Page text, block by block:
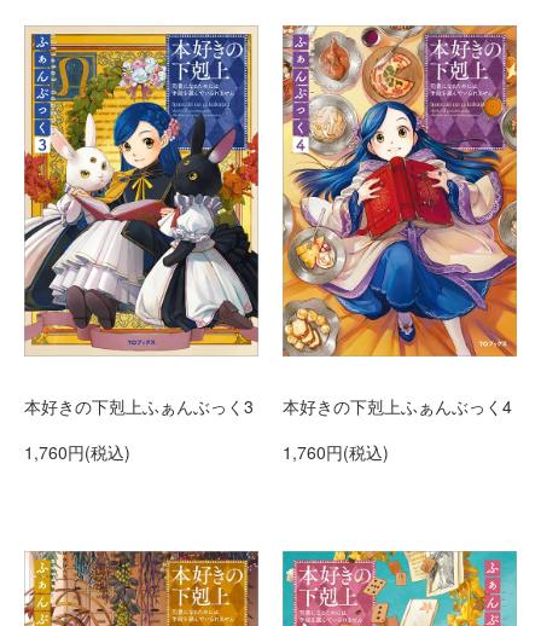
本好きの下剋上ふぁんぶっく3
1,760円(税込)
本好きの下剋上ふぁんぶっく4
1,760円(税込)